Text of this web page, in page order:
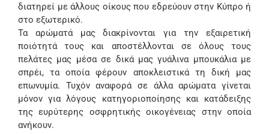
διατηρεί με άλλους οίκους που εδρεύουν στην Κύπρο ή
στο εξωτερικό.
Τα αρώματά μας διακρίνονται για την εξαιρετική
ποιότητά τους και αποστέλλονται σε όλους τους
πελάτες μας μέσα σε δικά μας γυάλινα μπουκάλια με
σπρέι, τα οποία φέρουν αποκλειστικά τη δική μας
επωνυμία. Τυχόν αναφορά σε άλλα αρώματα γίνεται
μόνον για λόγους κατηγοριοποίησης και κατάδειξης
της ευρύτερης οσφρητικής οικογένειας στην οποία
ανήκουν.